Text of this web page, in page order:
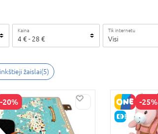
Kaina
4€- 28 €
Tik internetu
Visi
žaislai(5)
-20% -25%
E-KAINA